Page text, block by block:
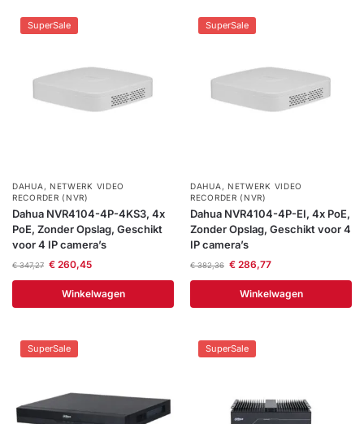
Outlet
Help &
SuperSale
DAHUA , NETWERK VIDEO
RECORDER (NVR)
Dahua NVR4104-4P-4KS3, 4x
PoE, Zonder Opslag, Geschikt
voor 4 IP camera’s
€347,27 €260,45
Winkelwagen
SuperSale
DAHUA , NETWERK VIDEO
RECORDER (NVR)
Dahua NVR4104-4P-EI, 4x PoE,
Zonder Opslag, Geschikt voor 4
IP camera’s
€382,36 €286,77
Winkelwagen
SuperSale SuperSale